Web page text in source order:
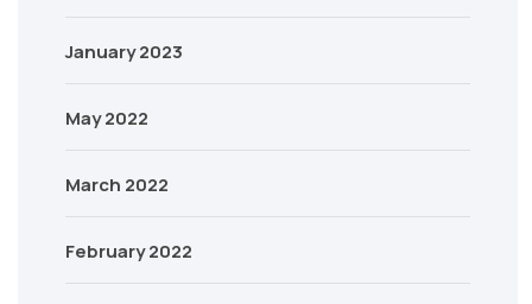
January 2023
May 2022
March 2022
February 2022